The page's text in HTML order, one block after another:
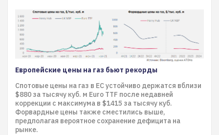
Европейские цены на газ бьют рекорды
Спотовые цены на газ в ЕС устойчиво держатся вблизи
$880 за тысячу куб. м Euro TTF после недавней
коррекции с максимума в $1415 за тысячу куб.
Форвардные цены также сместились выше,
предполагая вероятное сохранение дефицита на
рынке.